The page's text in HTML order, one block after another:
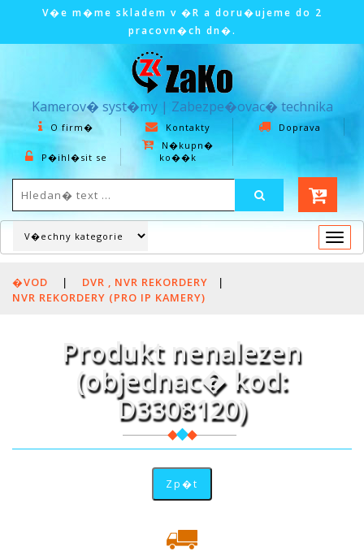
V�e m�me skladem v �R a doru�ujeme do 2
pracovn�ch dn�.
Kamerov� syst�my | Zabezpe�ovac� technika
O firm� Kontakty Doprava
P�ihl�sit se
N�kupn�
ko��k
�VOD | DVR , NVR REKORDERY
|
NVR REKORDERY (PRO IP KAMERY)
Produkt nenalezen
(objednac� kod:
D3308120)